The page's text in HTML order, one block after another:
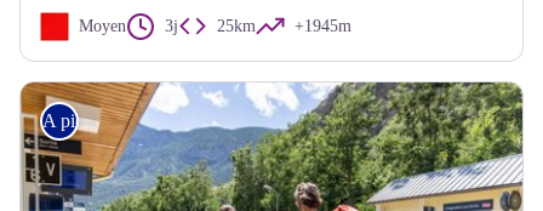
Moyen 3j 25km +1945m
A pied